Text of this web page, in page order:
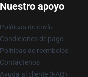
Nuestro apoyo
Políticas de envío
Condiciones de pago
Políticas de reembolso
Contáctenos
Ayuda al cliente (FAQ)